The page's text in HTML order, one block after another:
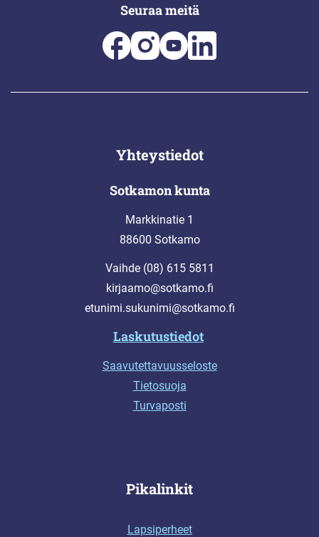
Seuraa meitä
Yhteystiedot
Sotkamon kunta
Markkinatie 1
88600 Sotkamo
Vaihde (08) 615 5811
kirjaamo@sotkamo.fi
etunimi.sukunimi@sotkamo.fi
Laskutustiedot
Saavutettavuusseloste
Tietosuoja
Turvaposti
Pikalinkit
Lapsiperheet